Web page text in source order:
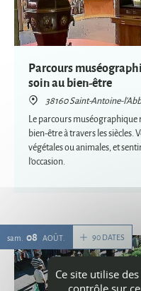
Parcours
soin au bien-être
38160 Saint-Antoine-
Le parcours
bien-être à travers les siècles.
végétales ou animales, et
l'occasion.
90 DATES
sam. 08 AOÛT
Ce site utilise
contrôle sur